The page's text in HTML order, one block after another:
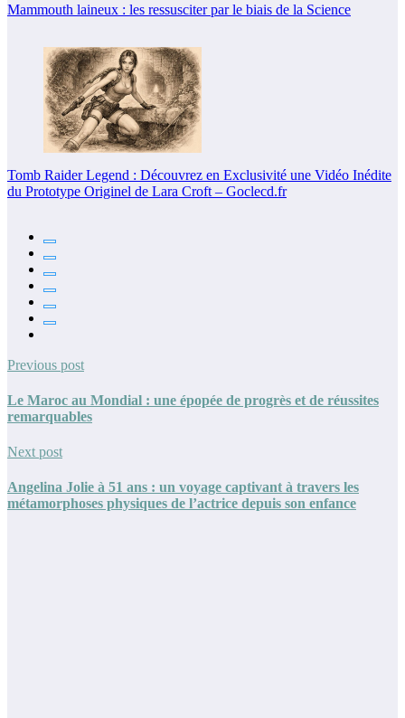
Mammouth laineux : les ressusciter par le biais de la Science
Tomb Raider Legend : Découvrez en Exclusivité une Vidéo Inédite
du Prototype Originel de Lara Croft – Goclecd.fr
Previous post
Le Maroc au Mondial : une épopée de progrès et de réussites
remarquables
Next post
Angelina Jolie à 51 ans : un voyage captivant à travers les
métamorphoses physiques de l’actrice depuis son enfance